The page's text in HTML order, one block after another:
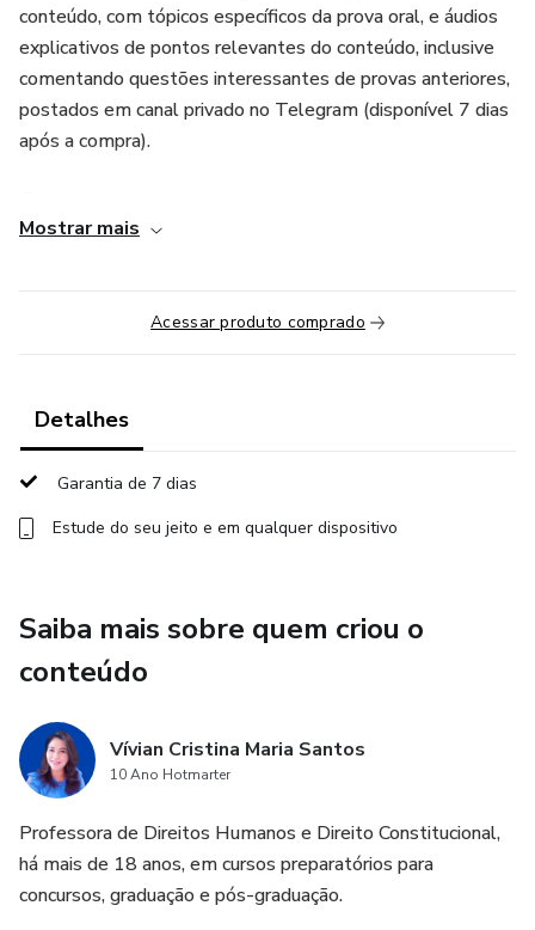
conteúdo, com tópicos específicos da prova oral, e áudios
explicativos de pontos relevantes do conteúdo, inclusive
comentando questões interessantes de provas anteriores,
postados em canal privado no Telegram (disponível 7 dias
após a compra).
conforme cronograma abaixo.
⌛O acesso ao curso é até o último dia da prova oral da
1. TEORIA GERAL DOS DIREITOS HUMANOS – já
disponível
2. EVOLUÇÃO HISTÓRICA DOS DIREITOS HUMANOS –
3. INCORPORAÇÃO DOS TIDH – 01/04/25
4. ONU E DUDH – 05/04/25
5. PACTOS INTERNACIONAIS – 05/04/25
6. TRIBUNAL PENAL INTERNACIONAL - 12/04/25
7. SISTEMA AMERICANO PARTE 01 – 14/04/25
Mostrar mais
Acessar produto comprado
Detalhes
Garantia de 7 dias
Estude do seu jeito e em qualquer dispositivo
Saiba mais sobre quem criou o
conteúdo
Vívian Cristina Maria Santos
10 Ano Hotmarter
Professora de Direitos Humanos e Direito Constitucional,
há mais de 18 anos, em cursos preparatórios para
concursos, graduação e pós-graduação.